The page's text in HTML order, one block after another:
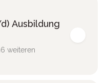
Ausbildung
weiteren